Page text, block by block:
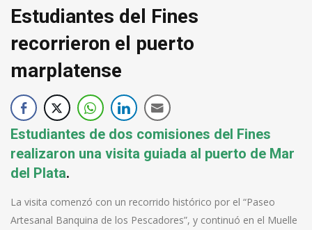
Estudiantes del Fines
recorrieron el puerto
marplatense
Estudiantes de dos comisiones del Fines
realizaron una visita guiada al puerto de Mar
del Plata.
La visita comenzó con un recorrido histórico por el “Paseo
Artesanal Banquina de los Pescadores”, y continuó en el Muelle